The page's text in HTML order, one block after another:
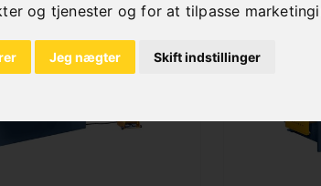
og tjenester og for at tilpasse
Jeg nægter Skift indstillinger